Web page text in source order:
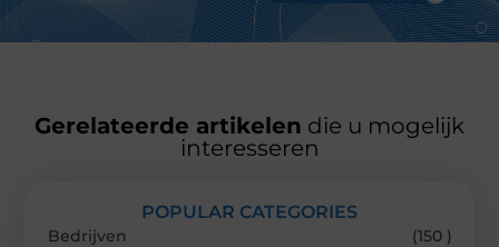
Gerelateerde artikelen die u mogelijk
interesseren
POPULAR CATEGORIES
Bedrijven
(150 )